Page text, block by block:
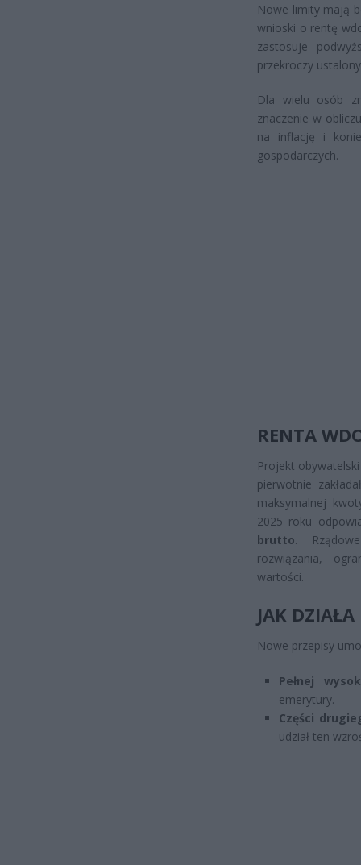
Nowe limity mają
wnioski o rentę
zastosuje
przekroczy
Dla wielu osób
znaczenie w
na inflację i
gospodarczych.
RENTA
Projekt
pierwotnie
maksymalnej
2025 roku
brutto.
rozwiązania,
wartości.
JAK
Nowe przepisy
Pełnej
emerytury.
Części
udział ten